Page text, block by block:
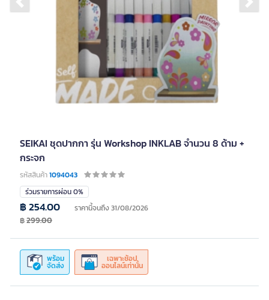
Previous slide
SEIKAI ชุดปากกา รุ่น Workshop INKLAB จำนวน 8 ด้าม +
กระจก
รหัสสินค้า1094043
ร่วมรายการผ่อน 0%
พร้อม
จัดส่ง
เฉพาะช้อป
ออนไลน์เท่านั้น
฿ 254.00 ราคานี้จนถึง 31/08/2026
฿299.00